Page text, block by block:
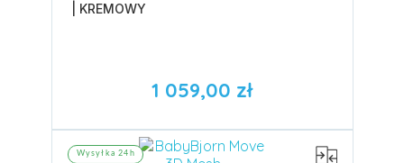
| KREMOWY
1 059,00 zł
Wysyłka 24h